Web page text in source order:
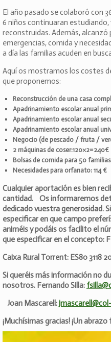
El año pasado se colaboró con
6 niños continuaran estudiando,
reconstruidas. Además,
emergencias, comida y
a día las familias acuden en
Aquí os mostramos los costes
que proponemos:
Reconstrucción de una casa
Apadrinamiento escolar anual
Apadrinamiento escolar anual
Apadrinamiento escolar anual
Negocio (de pescado / fruta /
2 máquinas de coser:120×2=240€
Bolsas de comida para 50
Necesidades para orfanato: 114 €
Cualquier aportación es bien
cantidad. Os informaremos
dedicado vuestra generosidad.
especificar en que campo
animéis y podáis os facilito el
que especificar en el concepto:
Caixa Rural Torrent: ES80 3118
Si queréis más información no
nosotros. Fernando Silla:
Joan Mascarell:
¡Muchísimas gracias! ¡Un